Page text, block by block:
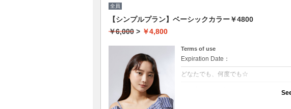
全員
【シンプルプラン】ベーシックカラー￥4800
￥6,000 > ￥4,800
Terms of use
Expiration Date：
どなたでも、何度でも☆